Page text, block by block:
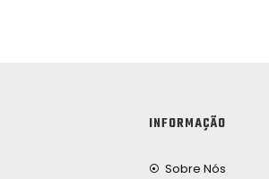
INFORMAÇÃO
Sobre Nós